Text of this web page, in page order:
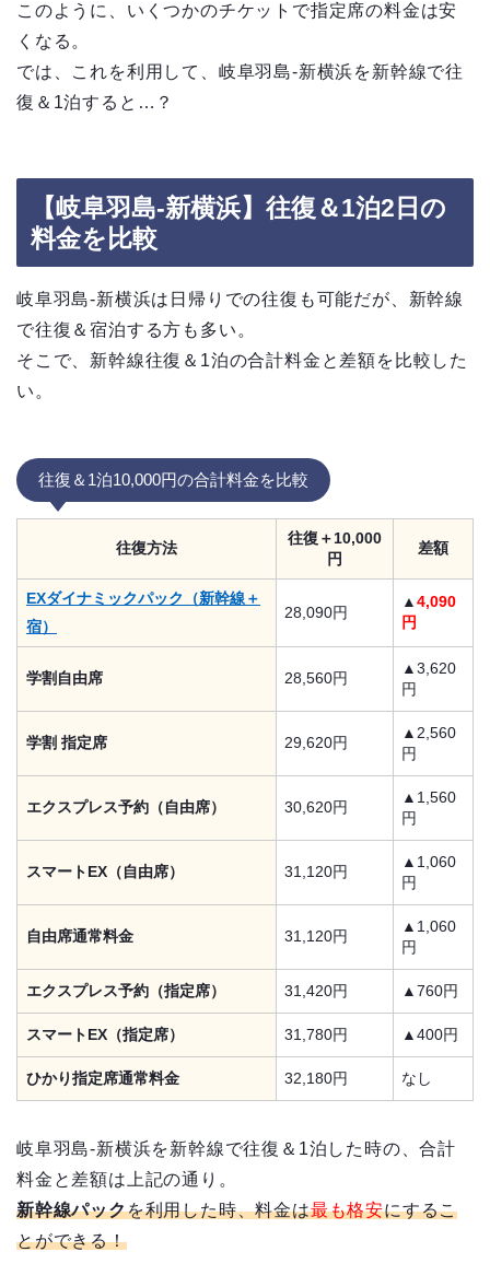
このように、いくつかのチケットで指定席の料金は安
くなる。
では、これを利用して、岐阜羽島-新横浜を新幹線で往
復＆1泊すると…？
【岐阜羽島-新横浜】往復＆1泊2日の
料金を比較
岐阜羽島-新横浜は日帰りでの往復も可能だが、新幹線
で往復＆宿泊する方も多い。
そこで、新幹線往復＆1泊の合計料金と差額を比較した
い。
往復＆1泊10,000円の合計料金を比較
往復方法
往復＋10,000
円
差額
EXダイナミックパック（新幹線＋
宿）
28,090円
▲4,090
円
学割自由席 28,560円
▲3,620
円
学割 指定席 29,620円
▲2,560
円
エクスプレス予約（自由席） 30,620円
▲1,560
円
スマートEX（自由席） 31,120円
▲1,060
円
自由席通常料金 31,120円
▲1,060
円
エクスプレス予約（指定席） 31,420円 ▲760円
スマートEX（指定席） 31,780円 ▲400円
ひかり指定席通常料金 32,180円 なし
岐阜羽島-新横浜を新幹線で往復＆1泊した時の、合計
料金と差額は上記の通り。
新幹線パックを利用した時、料金は最も格安にするこ
とができる！